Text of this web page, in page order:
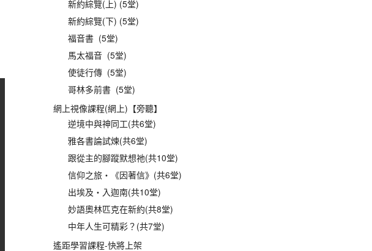
新約綜覽(上) (5堂)
新約綜覽(下) (5堂)
福音書 (5堂)
馬太福音 (5堂)
使徒行傳 (5堂)
哥林多前書 (5堂)
網上視像課程(網上)【旁聽】
逆境中與神同工(共6堂)
雅各書論試煉(共6堂)
跟從主的腳蹤默想祂(共10堂)
信仰之旅‧《因著信》(共6堂)
出埃及‧入迦南(共10堂)
妙語奧林匹克在新約(共8堂)
中年人生可精彩？(共7堂)
遙距學習課程-快將上架